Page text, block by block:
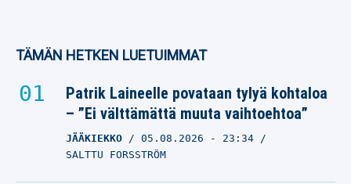
TÄMÄN HETKEN LUETUIMMAT
Patrik Laineelle povataan tylyä kohtaloa
– ”Ei välttämättä muuta vaihtoehtoa”
JÄÄKIEKKO 05.08.2026 - 23:34
SALTTU FORSSTRÖM